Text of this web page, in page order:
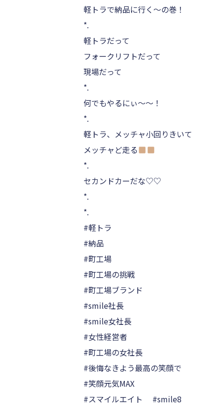
軽トラで納品に行く～の巻！
*.
軽トラだって
フォークリフトだって
現場だって
*.
何でもやるにぃ～～！
*.
軽トラ、メッチャ小回りきいて
メッチャど走る
*.
セカンドカーだな♡♡
*.
*.
#軽トラ
#納品
#町工場
#町工場の挑戦
#町工場ブランド
#smile社長
#smile女社長
#女性経営者
#町工場の女社長
#後悔なきよう最高の笑顔で
#笑顔元気MAX
#スマイルエイト #smile8